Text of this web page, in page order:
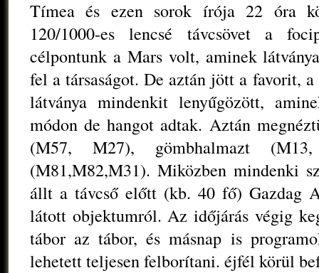
Tímea és ezen sorok írója 22 óra
120/1000-es lencsé távcsövet a
célpontunk a Mars volt, aminek
fel a társaságot. De aztán jött a favorit,
látványa mindenkit lenyűgözött,
módon de hangot adtak. Aztán
(M57, M27), gömbhalmazt
(M81,M82,M31). Miközben mindenki
állt a távcső előtt (kb. 40 fő) Gazdag
látott objektumról. Az időjárás végig
tábor az tábor, és másnap is
lehetett teljesen felborítani. éjfél körül